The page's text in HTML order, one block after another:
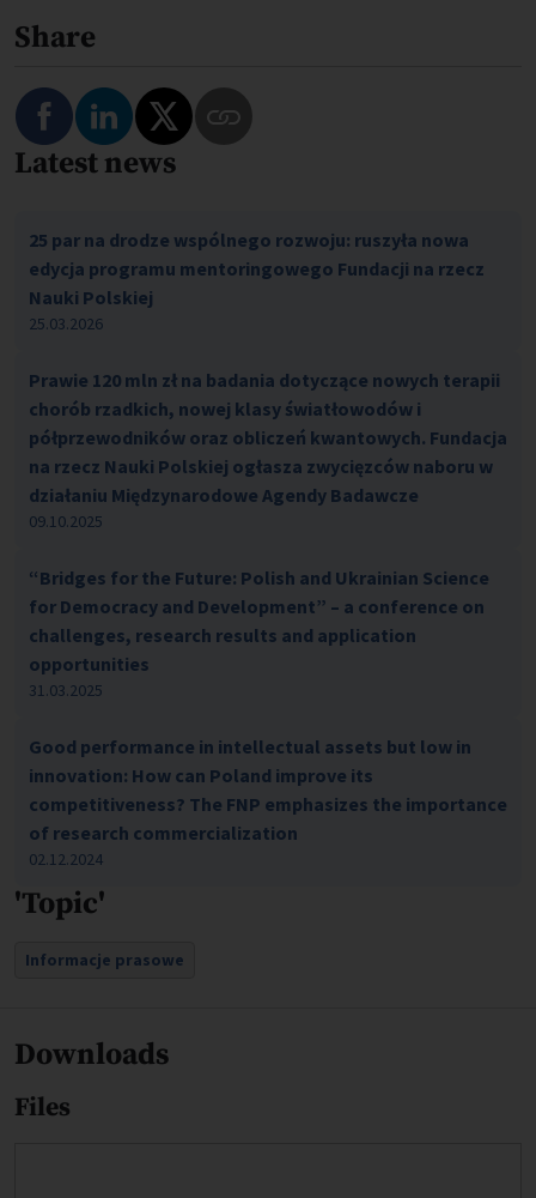
Share
Latest news
25 par na drodze wspólnego rozwoju: ruszyła nowa
edycja programu mentoringowego Fundacji na rzecz
Nauki Polskiej
25.03.2026
Prawie 120 mln zł na badania dotyczące nowych terapii
chorób rzadkich, nowej klasy światłowodów i
półprzewodników oraz obliczeń kwantowych. Fundacja
na rzecz Nauki Polskiej ogłasza zwycięzców naboru w
działaniu Międzynarodowe Agendy Badawcze
09.10.2025
“Bridges for the Future: Polish and Ukrainian Science
for Democracy and Development” – a conference on
challenges, research results and application
opportunities
31.03.2025
Good performance in intellectual assets but low in
innovation: How can Poland improve its
competitiveness? The FNP emphasizes the importance
of research commercialization
02.12.2024
'Topic'
Informacje prasowe
Downloads
Files